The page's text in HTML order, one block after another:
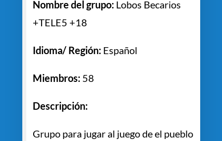
Nombre del grupo: Lobos Becarios
+TELE5 +18
Idioma/ Región: Español
Miembros: 58
Descripción:
Grupo para jugar al juego de el pueblo